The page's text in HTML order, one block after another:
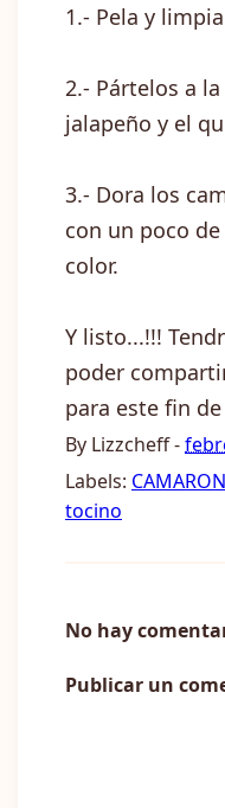
1.- Pela y
2.- Pártelos a
jalapeño y el
3.- Dora los
con un poco
color.
Y listo...!!!
poder
para este fin
By Lizzcheff-
Labels:
tocino
No hay
Publicar un